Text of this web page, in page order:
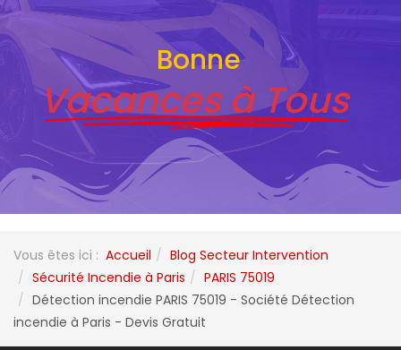
Bonne
Vacances à Tous
Vous êtes ici : Accueil
Blog Secteur Intervention
Sécurité Incendie à Paris
PARIS 75019
Détection incendie PARIS 75019 - Société Détection
incendie à Paris - Devis Gratuit